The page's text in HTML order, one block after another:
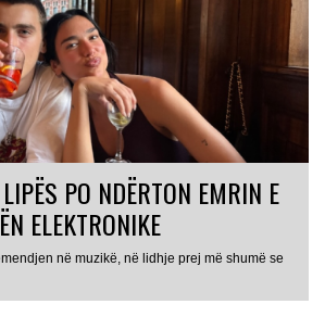
PO NDËRTON EMRIN E
ELEKTRONIKE
në muzikë, në lidhje prej më shumë se